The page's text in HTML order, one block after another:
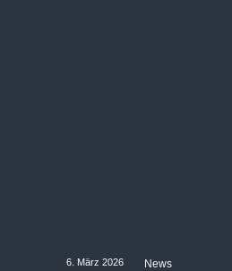
6. März 2026 News